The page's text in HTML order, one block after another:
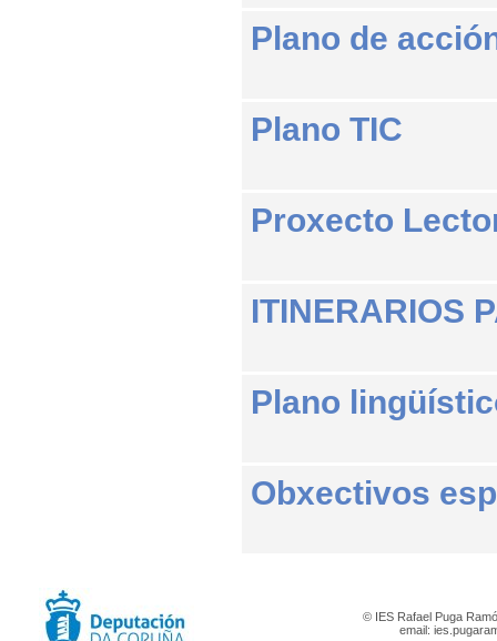
Plano de
Plano TIC
Proxecto
ITINERARIOS
Plano
Obxectivos
© IES Rafael Puga
email: